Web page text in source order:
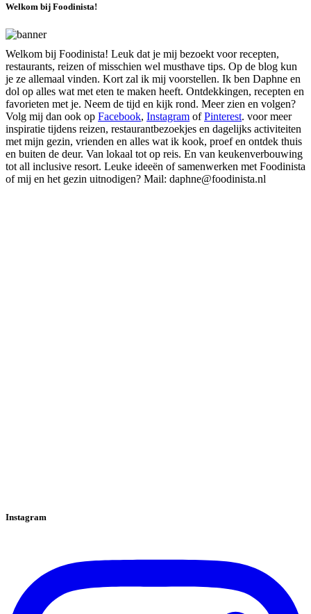
Welkom bij Foodinista!
Welkom bij Foodinista! Leuk dat je mij bezoekt voor recepten,
restaurants, reizen of misschien wel musthave tips. Op de blog kun
je ze allemaal vinden. Kort zal ik mij voorstellen. Ik ben Daphne en
dol op alles wat met eten te maken heeft. Ontdekkingen, recepten en
favorieten met je. Neem de tijd en kijk rond. Meer zien en volgen?
Volg mij dan ook op Facebook, Instagram ofPinterest. voor meer
inspiratie tijdens reizen, restaurantbezoekjes en dagelijks activiteiten
met mijn gezin, vrienden en alles wat ik kook, proef en ontdek thuis
en buiten de deur. Van lokaal tot op reis. En van keukenverbouwing
tot all inclusive resort. Leuke ideeën of samenwerken met Foodinista
of mij en het gezin uitnodigen? Mail: daphne@foodinista.nl
Instagram